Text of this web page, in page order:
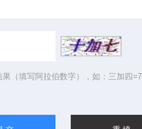
（填写阿拉伯数字），如：三加四=7